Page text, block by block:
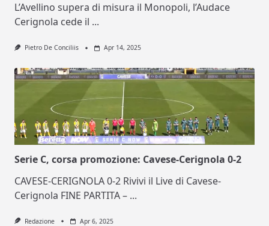
L’Avellino supera di misura il Monopoli, l’Audace
Cerignola cede il ...
Pietro De Conciliis Apr 14, 2025
Serie C, corsa promozione: Cavese-Cerignola 0-2
CAVESE-CERIGNOLA 0-2 Rivivi il Live di Cavese-
Cerignola FINE PARTITA – ...
Redazione Apr 6, 2025